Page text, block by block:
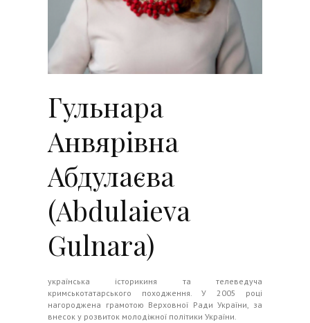
Гульнара
Анвярівна
Абдулаєва
(Abdulaieva
Gulnara)
українська історикиня та телеведуча
кримськотатарського походження. У 2005 році
нагороджена грамотою Верховної Ради України, за
внесок у розвиток молодіжної політики України.